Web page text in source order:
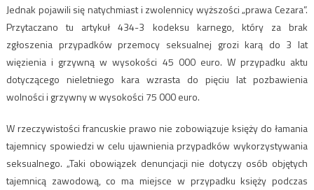
Jednak pojawili się natychmiast i zwolennicy wyższości „prawa Cezara”.
Przytaczano tu artykuł 434-3 kodeksu karnego, który za brak
zgłoszenia przypadków przemocy seksualnej grozi karą do 3 lat
więzienia i grzywną w wysokości 45 000 euro. W przypadku aktu
dotyczącego nieletniego kara wzrasta do pięciu lat pozbawienia
wolności i grzywny w wysokości 75 000 euro.
W rzeczywistości francuskie prawo nie zobowiązuje księży do łamania
tajemnicy spowiedzi w celu ujawnienia przypadków wykorzystywania
seksualnego. „Taki obowiązek denuncjacji nie dotyczy osób objętych
tajemnicą zawodową, co ma miejsce w przypadku księży podczas